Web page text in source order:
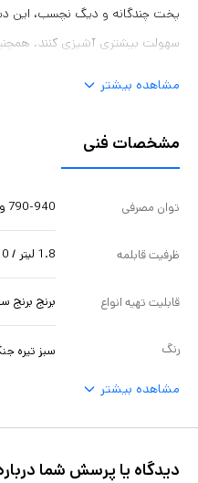
پخت چندگانه و دیگ نچسب، این
سهولت بیشتری آشپزی کنند.
لحاظ طراحی دارای ساختاری مدرن،
مشاهده بیشتر
مشخصات فنی
توان مصرفی 790-940 وات عملکردها
ظرفیت قابلمه 1.8 لیتر / 10 فنجان
قابلیت تهیه انواع برنج برنج
رنگ سبز تیره
مشاهده بیشتر
دیدگاه یا پرسش شما